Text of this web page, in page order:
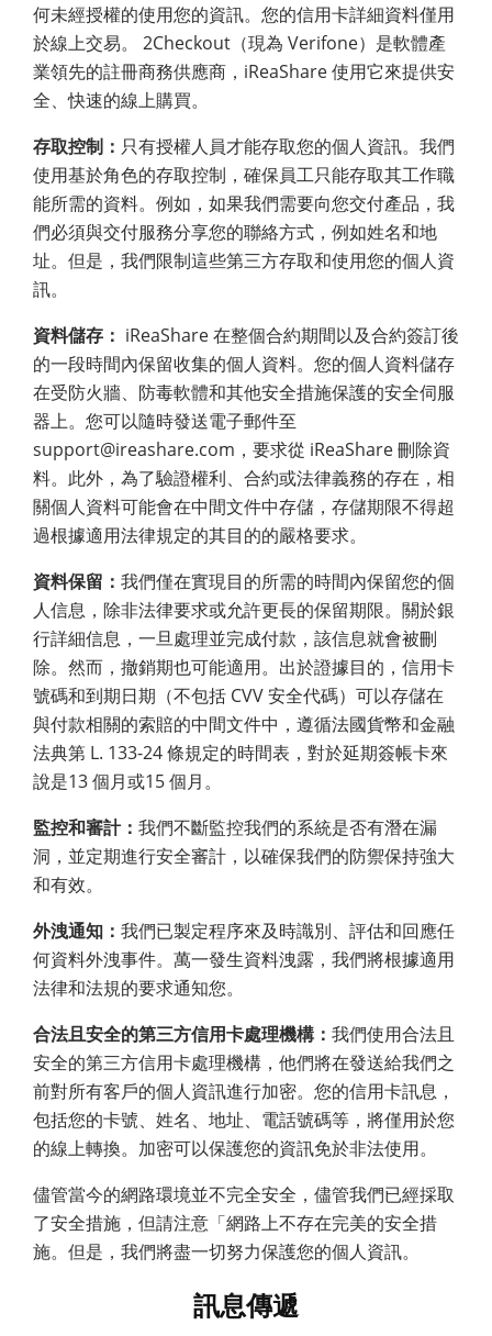
何未經授權的使用您的資訊。您的信用卡詳細資料僅用
於線上交易。 2Checkout（現為 Verifone）是軟體產
業領先的註冊商務供應商，iReaShare 使用它來提供安
全、快速的線上購買。
存取控制： 只有授權人員才能存取您的個人資訊。我們
使用基於角色的存取控制，確保員工只能存取其工作職
能所需的資料。例如，如果我們需要向您交付產品，我
們必須與交付服務分享您的聯絡方式，例如姓名和地
址。但是，我們限制這些第三方存取和使用您的個人資
訊。
資料儲存： iReaShare 在整個合約期間以及合約簽訂後
的一段時間內保留收集的個人資料。您的個人資料儲存
在受防火牆、防毒軟體和其他安全措施保護的安全伺服
器上。您可以隨時發送電子郵件至
support@ireashare.com，要求從 iReaShare 刪除資
料。此外，為了驗證權利、合約或法律義務的存在，相
關個人資料可能會在中間文件中存儲，存儲期限不得超
過根據適用法律規定的其目的的嚴格要求。
資料保留： 我們僅在實現目的所需的時間內保留您的個
人信息，除非法律要求或允許更長的保留期限。關於銀
行詳細信息，一旦處理並完成付款，該信息就會被刪
除。然而，撤銷期也可能適用。出於證據目的，信用卡
號碼和到期日期（不包括 CVV 安全代碼）可以存儲在
與付款相關的索賠的中間文件中，遵循法國貨幣和金融
法典第 L. 133-24 條規定的時間表，對於延期簽帳卡來
說是13 個月或15 個月。
監控和審計： 我們不斷監控我們的系統是否有潛在漏
洞，並定期進行安全審計，以確保我們的防禦保持強大
和有效。
外洩通知： 我們已製定程序來及時識別、評估和回應任
何資料外洩事件。萬一發生資料洩露，我們將根據適用
法律和法規的要求通知您。
合法且安全的第三方信用卡處理機構： 我們使用合法且
安全的第三方信用卡處理機構，他們將在發送給我們之
前對所有客戶的個人資訊進行加密。您的信用卡訊息，
包括您的卡號、姓名、地址、電話號碼等，將僅用於您
的線上轉換。加密可以保護您的資訊免於非法使用。
儘管當今的網路環境並不完全安全，儘管我們已經採取
了安全措施，但請注意「網路上不存在完美的安全措
施。但是，我們將盡一切努力保護您的個人資訊。
訊息傳遞